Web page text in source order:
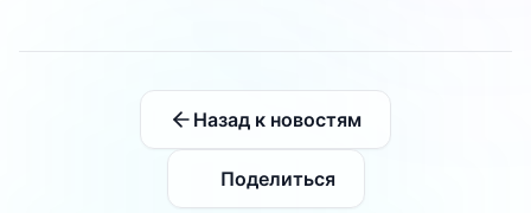
Назад к новостям
Поделиться